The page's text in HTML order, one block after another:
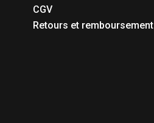
CGV
Retours et